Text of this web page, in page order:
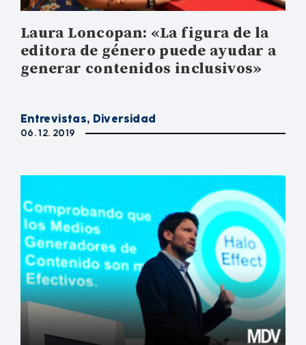
Laura Loncopan: «La figura de la
editora de género puede ayudar a
generar contenidos inclusivos»
Entrevistas, Diversidad
06. 12. 2019